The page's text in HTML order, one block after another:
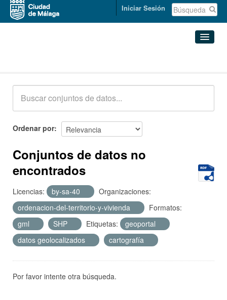
Iniciar Sesión
Acerca de
Ordenar por
Conjuntos de datos no
encontrados
Licencias: by-sa-40
Organizaciones:
ordenacion-del-territorio-y-vivienda
Formatos:
gml
SHP Etiquetas:
geoportal
datos geolocalizados
cartografía
Por favor intente otra búsqueda.